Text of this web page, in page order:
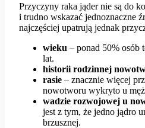
Przyczyny raka jąder nie są do
i trudno wskazać jednoznaczne
najczęściej upatrują jednak
wieku – ponad 50% osób
lat.
historii rodzinnej
rasie – znacznie więcej
nowotworu wykryto u
wadzie rozwojowej u
jest z tym, że jedno jądro
brzusznej.